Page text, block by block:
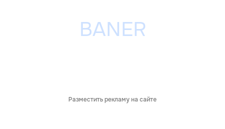
Разместить рекламу на сайте